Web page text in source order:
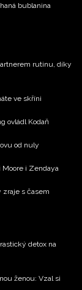
bublanina
rutinu, díky
ve skříni
ovládl Kodaň
od nuly
Moore i Zendaya
zraje s časem
detox na
ženou: Vzal si